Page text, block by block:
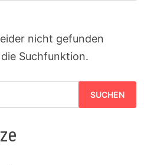
nicht gefunden
Suchfunktion.